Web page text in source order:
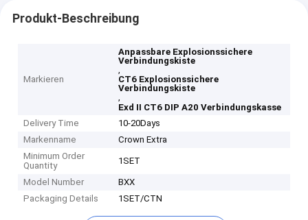
Produkt-Beschreibung
Markieren
Anpassbare Explosionssichere
Verbindungskiste
,
CT6 Explosionssichere
Verbindungskiste
,
Exd II CT6 DIP A20 Verbindungskasse
Delivery Time
10-20Days
Markenname
Crown Extra
Minimum Order
Quantity
1SET
Model Number
BXX
Packaging Details
1SET/CTN